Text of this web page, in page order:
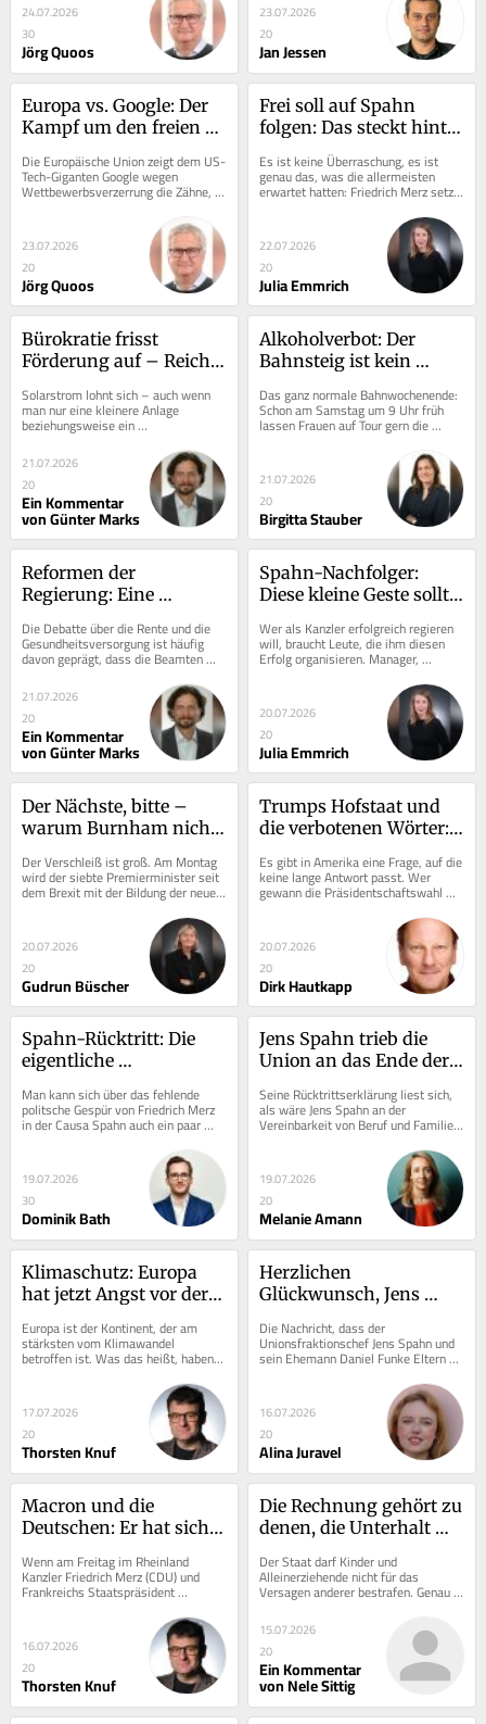
24.07.2026
30
Jörg Quoos
23.07.2026
20
Jan Jessen
Europa vs. Google: Der
Kampf um den freien
werden
Die Europäische Union zeigt dem US-
Tech-Giganten Google wegen
Wettbewerbsverzerrung die Zähne,
jedenfalls ein bisschen. Die 890
23.07.2026
20
Jörg Quoos
Frei soll auf Spahn
folgen: Das steckt hinter
Es ist keine Überraschung, es ist
genau das, was die allermeisten
erwartet hatten: Friedrich Merz setzt
22.07.2026
20
Julia Emmrich
Bürokratie frisst
Förderung auf – Reiche
Schlüsse
Solarstrom lohnt sich – auch wenn
man nur eine kleinere Anlage
beziehungsweise ein
Balkonkraftwerk betreibt. Das liegt
aber nicht an der Vergütung,...
21.07.2026
20
Ein Kommentar
von Günter Marks
Alkoholverbot: Der
Bahnsteig ist kein
Das ganz normale Bahnwochenende:
Schon am Samstag um 9 Uhr früh
lassen Frauen auf Tour gern die
Sektkorken im Großraumwagen
21.07.2026
20
Birgitta Stauber
Reformen der
Regierung: Eine
Beamte schadet allen
Beteiligten
Die Debatte über die Rente und die
Gesundheitsversorgung ist häufig
davon geprägt, dass die Beamten
vermeintlich bessergestellt sind. Ja,
die...
21.07.2026
20
Ein Kommentar
von Günter Marks
Spahn-Nachfolger:
Diese kleine Geste sollte
Wer als Kanzler erfolgreich regieren
will, braucht Leute, die ihm diesen
Erfolg organisieren. Manager,
Hausmeister, Animateure. Angela
20.07.2026
20
Julia Emmrich
Der Nächste, bitte –
warum Burnham nicht
Chance ist
Der Verschleiß ist groß. Am Montag
wird der siebte Premierminister seit
dem Brexit mit der Bildung der neuen
Regierung in Großbritannien...
20.07.2026
20
Gudrun Büscher
Trumps Hofstaat und
die verbotenen Wörter:
Es gibt in Amerika eine Frage, auf die
keine lange Antwort passt. Wer
gewann die Präsidentschaftswahl
2020? Joe Biden. Zwei Wörter. Drei
20.07.2026
20
Dirk Hautkapp
Spahn-Rücktritt: Die
eigentliche
beginnt erst
Man kann sich über das fehlende
politsche Gespür von Friedrich Merz
in der Causa Spahn auch ein paar
Tage später nur wundern. Merz
19.07.2026
30
Dominik Bath
Jens Spahn trieb die
Union an das Ende der
Seine Rücktrittserklärung liest sich,
als wäre Jens Spahn an der
Vereinbarkeit von Beruf und Familie
19.07.2026
20
Melanie Amann
Klimaschutz: Europa
hat jetzt Angst vor der
Europa ist der Kontinent, der am
stärksten vom Klimawandel
betroffen ist. Was das heißt, haben
die Hitzewellen der vergangenen
17.07.2026
20
Thorsten Knuf
Herzlichen
Glückwunsch, Jens
über Leihmutterschaft
reden
Die Nachricht, dass der
Unionsfraktionschef Jens Spahn und
sein Ehemann Daniel Funke Eltern
16.07.2026
20
Alina Juravel
Macron und die
Deutschen: Er hat sich
vorgestellt
Wenn am Freitag im Rheinland
Kanzler Friedrich Merz (CDU) und
Frankreichs Staatspräsident
Emmanuel Macron samt Ministern zu
ihrem jährlichen Treffen...
16.07.2026
20
Thorsten Knuf
Die Rechnung gehört zu
denen, die Unterhalt
den Kindern
Der Staat darf Kinder und
Alleinerziehende nicht für das
Versagen anderer bestrafen. Genau
das droht aber mit den Plänen von
Familienministerin...
15.07.2026
20
Ein Kommentar
von Nele Sittig